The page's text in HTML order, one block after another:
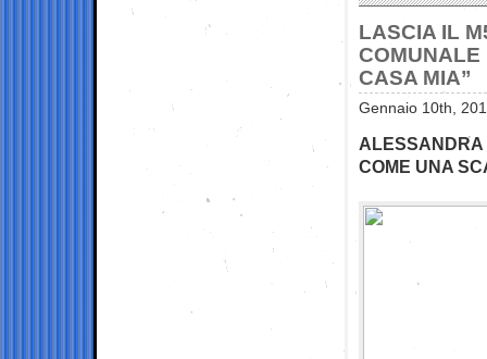
LASCIA IL
COMUNALE
CASA MIA”
Gennaio 10th,
ALESSANDRA
COME UNA